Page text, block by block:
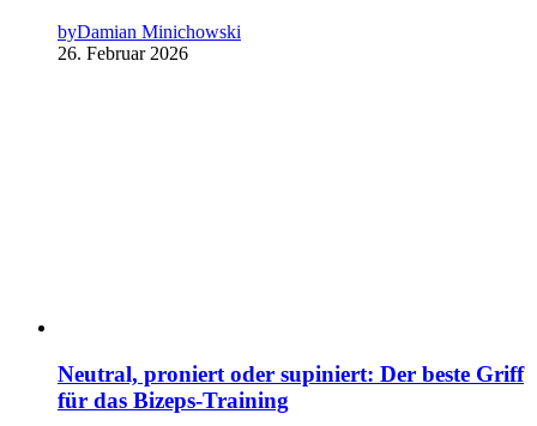
byDamian Minichowski
26. Februar 2026
Neutral, proniert oder supiniert: Der beste Griff
für das Bizeps-Training